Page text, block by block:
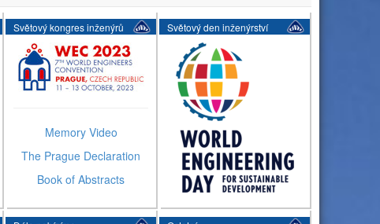
Světový kongres inženýrů
Memory Video
The Prague Declaration
Book of Abstracts
Světový den inženýrství